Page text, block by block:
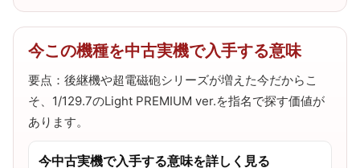
今この機種を中古実機で入手する意味
要点：後継機や超電磁砲シリーズが増えた今だからこ
そ、1/129.7のLight PREMIUM ver.を指名で探す価値が
あります。
今中古実機で入手する意味を詳しく見る